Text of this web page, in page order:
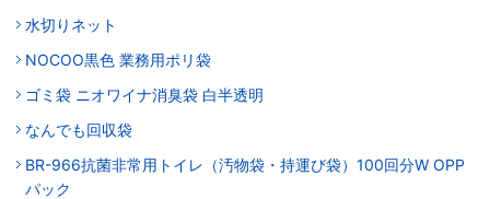
水切りネット
NOCOO黒色 業務用ポリ袋
ゴミ袋 ニオワイナ消臭袋 白半透明
なんでも回収袋
BR-966抗菌非常用トイレ（汚物袋・持運び袋）100回分W OPP
パック